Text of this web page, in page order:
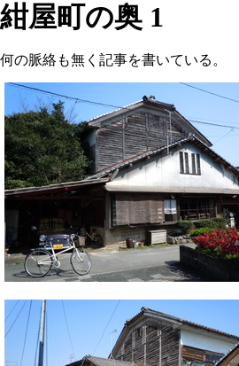
紺屋町の奥 1
何の脈絡も無く記事を書いている。